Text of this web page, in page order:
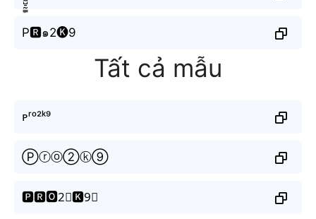
P🆁๑2🅚9
Tất cả mẫu
ᴘʳᵒ²ᵏ⁹
Ⓟⓡⓞ②ⓚ⑨
🅿🆁🅾2⃣🅺9⃣